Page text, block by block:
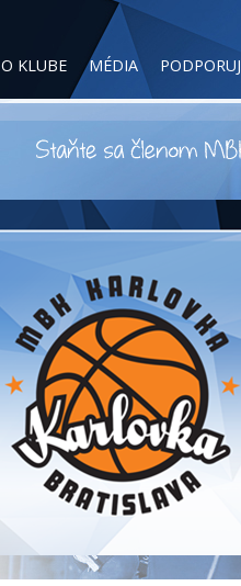
O KLUBE MÉDIA